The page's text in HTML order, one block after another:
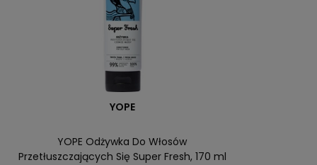
YOPE
YOPE Odżywka Do Włosów
Przetłuszczających Się Super Fresh, 170 ml